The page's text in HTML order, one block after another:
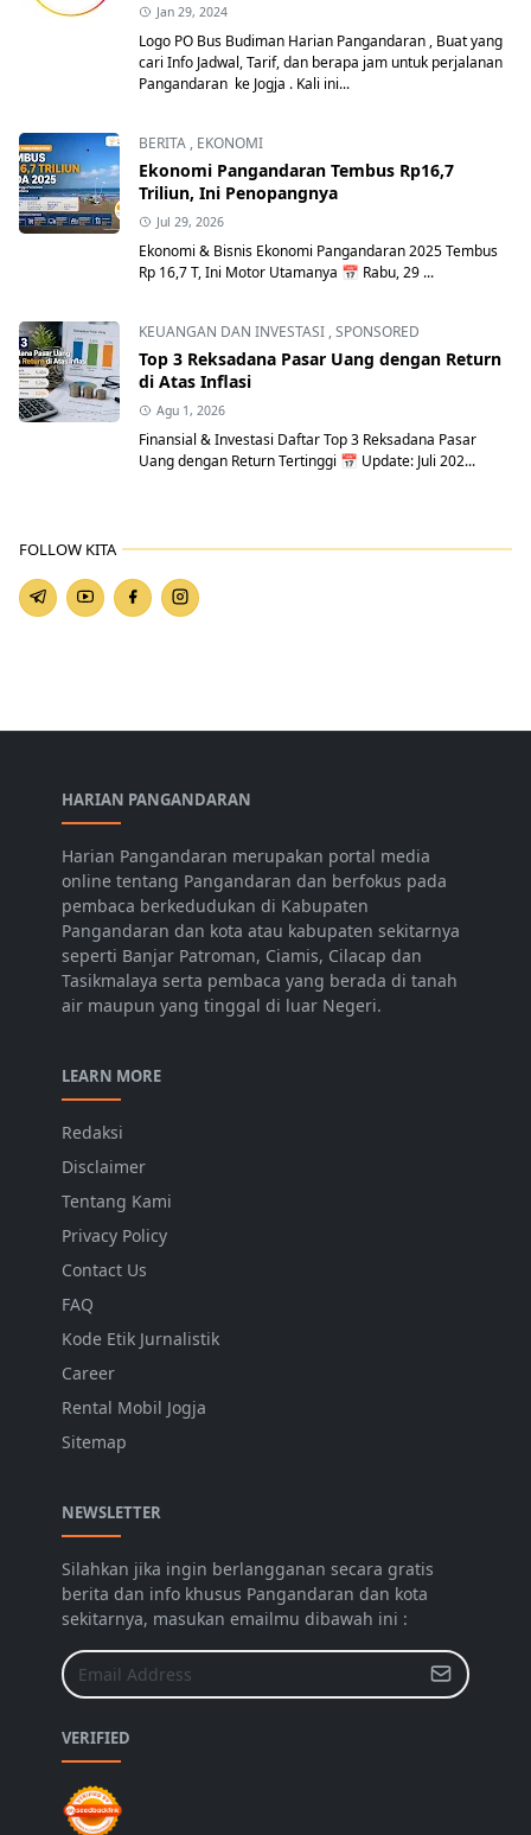
Jan 29, 2024
Logo PO Bus Budiman Harian Pangandaran , Buat yang
cari Info Jadwal, Tarif, dan berapa jam untuk perjalanan
Pangandaran ke Jogja . Kali ini...
BERITA , EKONOMI
Ekonomi Pangandaran Tembus Rp16,7
Triliun, Ini Penopangnya
Jul 29, 2026
Ekonomi & Bisnis Ekonomi Pangandaran 2025 Tembus
Rp 16,7 T, Ini Motor Utamanya 📅 Rabu, 29 ...
KEUANGAN DAN INVESTASI ,SPONSORED
Top 3 Reksadana Pasar Uang dengan Return
di Atas Inflasi
Agu 1, 2026
Finansial & Investasi Daftar Top 3 Reksadana Pasar
Uang dengan Return Tertinggi 📅 Update: Juli 202...
FOLLOW KITA
HARIAN PANGANDARAN
Harian Pangandaran merupakan portal media
online tentang Pangandaran dan berfokus pada
pembaca berkedudukan di Kabupaten
Pangandaran dan kota atau kabupaten sekitarnya
seperti Banjar Patroman, Ciamis, Cilacap dan
Tasikmalaya serta pembaca yang berada di tanah
air maupun yang tinggal di luar Negeri.
LEARN MORE
Redaksi
Disclaimer
Tentang Kami
Privacy Policy
Contact Us
FAQ
Kode Etik Jurnalistik
Career
Rental Mobil Jogja
Sitemap
NEWSLETTER
Silahkan jika ingin berlangganan secara gratis
berita dan info khusus Pangandaran dan kota
sekitarnya, masukan emailmu dibawah ini :
VERIFIED